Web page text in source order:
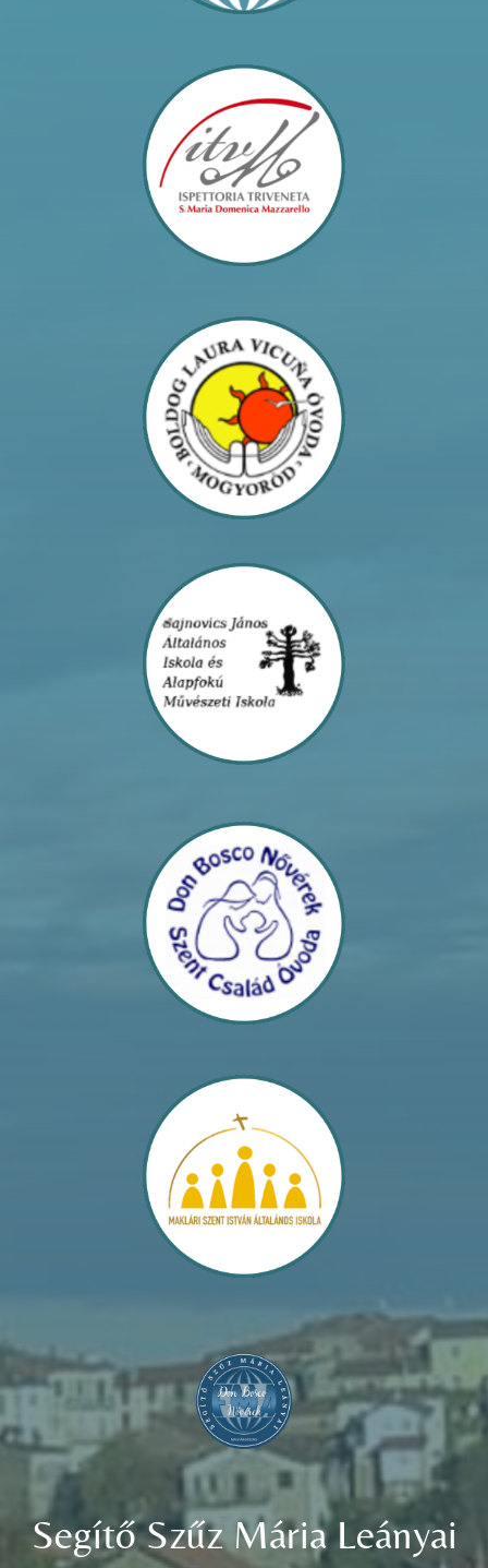
Segítő Szűz Mária Leányai